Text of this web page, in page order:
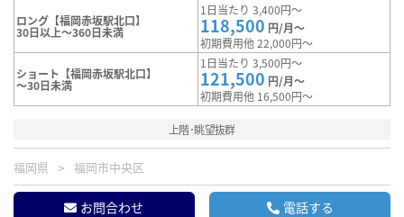
ロング【福岡赤坂駅北口】
30日以上～360日未満
1日当たり 3,400円～
118,500 円/月～
初期費用他 22,000円～
ショート【福岡赤坂駅北口】
～30日未満
1日当たり 3,500円～
121,500 円/月～
初期費用他 16,500円～
上階･眺望抜群
福岡県 福岡市中央区
お問合わせ 電話する